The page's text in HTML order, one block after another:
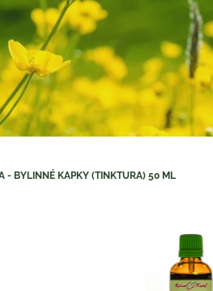
- BYLINNÉ KAPKY (TINKTURA) 50 ML